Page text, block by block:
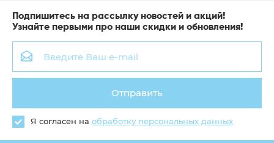
Подпишитесь на рассылку новостей и акций!
Узнайте первыми про наши скидки и обновления!
Отправить
Я согласен на обработку персональных данных